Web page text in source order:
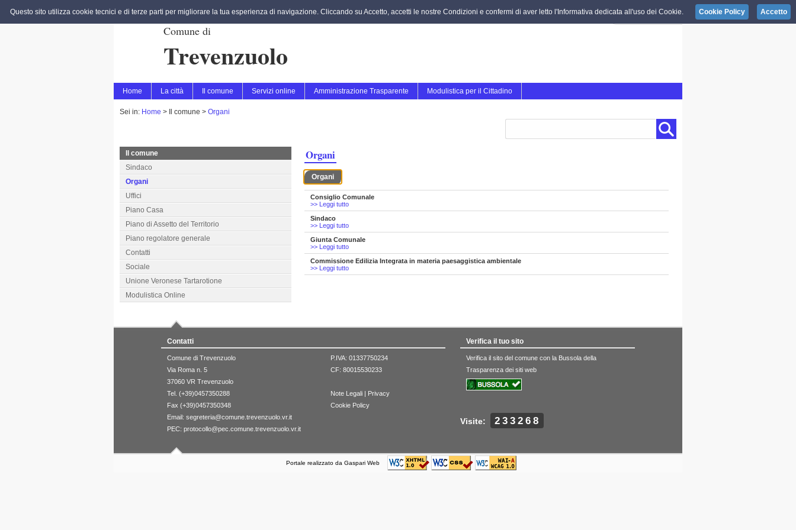
Comune di
Trevenzuolo
Home La città Il comune Servizi online Amministrazione Trasparente Modulistica per il Cittadino
Sei in: Home > Il comune > Organi
Il comune
Sindaco
Organi
Uffici
Piano Casa
Piano di Assetto del Territorio
Piano regolatore generale
Contatti
Sociale
Unione Veronese Tartarotione
Modulistica Online
Organi
Organi
Consiglio Comunale
>> Leggi tutto
Sindaco
>> Leggi tutto
Giunta Comunale
>> Leggi tutto
Commissione Edilizia Integrata in materia paesaggistica ambientale
>> Leggi tutto
Contatti
Comune di Trevenzuolo
Via Roma n. 5
37060 VR Trevenzuolo
Tel. (+39)0457350288
Fax (+39)0457350348
Email: segreteria@comune.trevenzuolo.vr.it
PEC: protocollo@pec.comune.trevenzuolo.vr.it
P.IVA: 01337750234
CF: 80015530233
Note Legali | Privacy
Cookie Policy
Verifica il tuo sito
Verifica il sito del comune con la Bussola della
Trasparenza dei siti web
Visite: 233268
Portale realizzato da Gaspari Web
Questo sito utilizza cookie tecnici e di terze parti per migliorare la tua esperienza di navigazione. Cliccando su Accetto, accetti le nostre Condizioni e confermi di aver letto l'Informativa dedicata all'uso dei Cookie. Cookie Policy Accetto